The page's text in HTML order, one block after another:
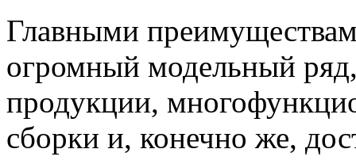
Главными
огромный модельный
продукции,
сборки и, конечно же,